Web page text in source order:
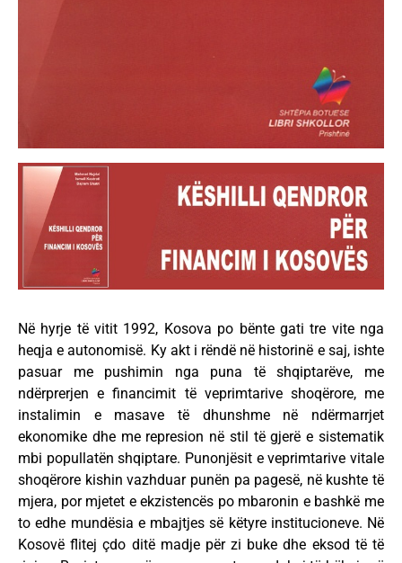
Në hyrje të vitit 1992, Kosova po bënte gati tre vite nga
heqja e autonomisë. Ky akt i rëndë në historinë e saj, ishte
pasuar me pushimin nga puna të shqiptarëve, me
ndërprerjen e financimit të veprimtarive shoqërore, me
instalimin e masave të dhunshme në ndërmarrjet
ekonomike dhe me represion në stil të gjerë e sistematik
mbi popullatën shqiptare. Punonjësit e veprimtarive vitale
shoqërore kishin vazhduar punën pa pagesë, në kushte të
mjera, por mjetet e ekzistencës po mbaronin e bashkë me
to edhe mundësia e mbajtjes së këtyre institucioneve. Në
Kosovë flitej çdo ditë madje për zi buke dhe eksod të të